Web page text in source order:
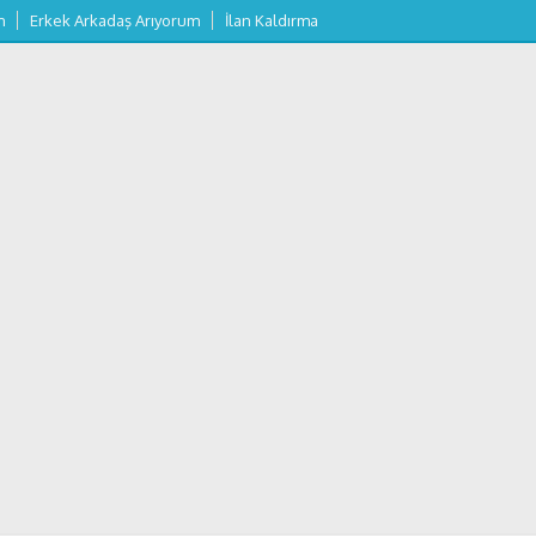
Erkek Arkadaş Arıyorum İlan Kaldırma